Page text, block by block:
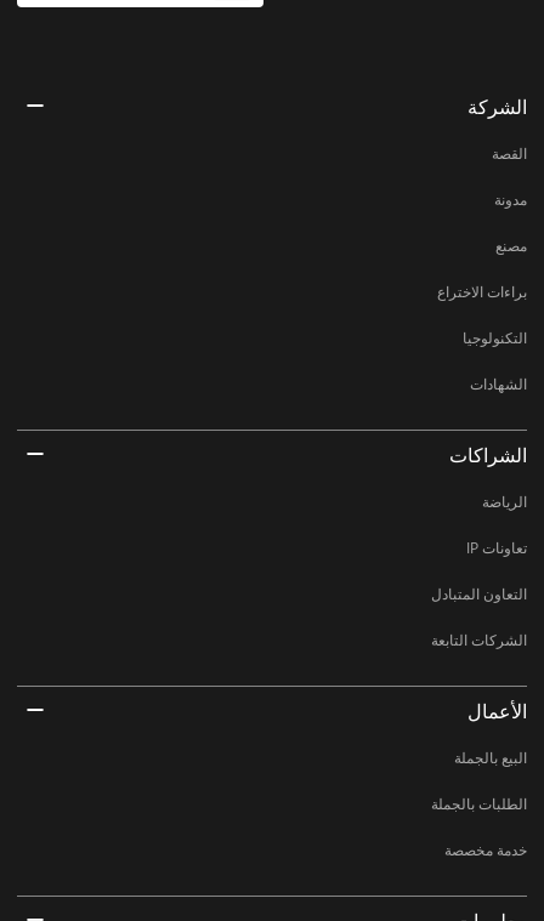
الشركة
القصة
مدونة
مصنع
براءات الاختراع
التكنولوجيا
الشهادات
الشراكات
الرياضة
تعاونات IP
التعاون المتبادل
الشركات التابعة
الأعمال
البيع بالجملة
الطلبات بالجملة
خدمة مخصصة